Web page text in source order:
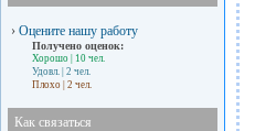
› Оцените нашу работу
Получено оценок:
Хорошо | 10 чел.
Удовл. | 2 чел.
Плохо | 2 чел.
Как связаться